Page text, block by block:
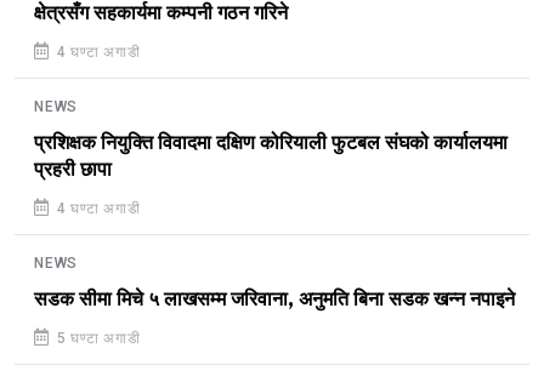
क्षेत्रसँग सहकार्यमा कम्पनी गठन गरिने
4 घण्टा अगाडी
NEWS
प्रशिक्षक नियुक्ति विवादमा दक्षिण कोरियाली फुटबल संघको कार्यालयमा
प्रहरी छापा
4 घण्टा अगाडी
NEWS
सडक सीमा मिचे ५ लाखसम्म जरिवाना, अनुमति बिना सडक खन्न नपाइने
5 घण्टा अगाडी